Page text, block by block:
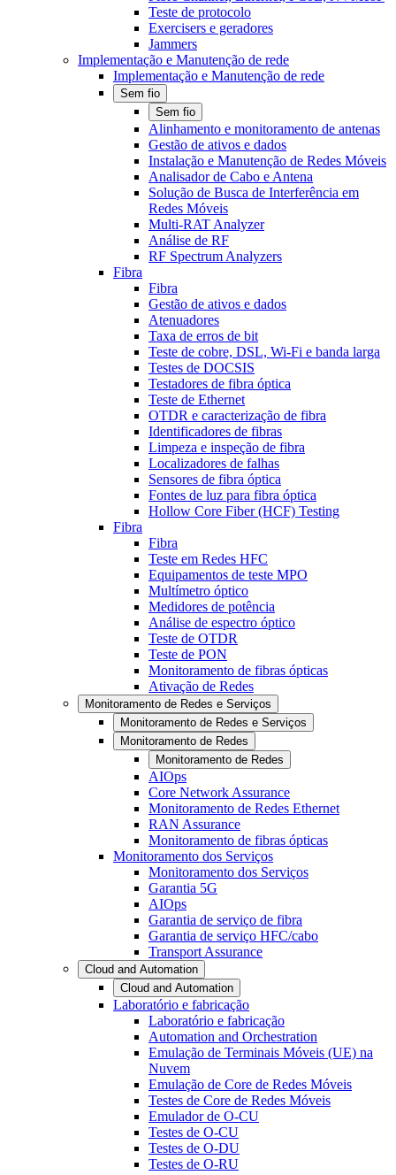
Teste de protocolo
Exercisers e geradores
Jammers
Implementação e Manutenção de rede
Implementação e Manutenção de rede
Sem fio
Sem fio
Alinhamento e monitoramento de antenas
Gestão de ativos e dados
Instalação e Manutenção de Redes Móveis
Analisador de Cabo e Antena
Solução de Busca de Interferência em
Redes Móveis
Multi-RAT Analyzer
Análise de RF
RF Spectrum Analyzers
Fibra
Fibra
Gestão de ativos e dados
Atenuadores
Taxa de erros de bit
Teste de cobre, DSL, Wi-Fi e banda larga
Testes de DOCSIS
Testadores de fibra óptica
Teste de Ethernet
OTDR e caracterização de fibra
Identificadores de fibras
Limpeza e inspeção de fibra
Localizadores de falhas
Sensores de fibra óptica
Fontes de luz para fibra óptica
Hollow Core Fiber (HCF) Testing
Fibra
Fibra
Teste em Redes HFC
Equipamentos de teste MPO
Multímetro óptico
Medidores de potência
Análise de espectro óptico
Teste de OTDR
Teste de PON
Monitoramento de fibras ópticas
Ativação de Redes
Monitoramento de Redes e Serviços
Monitoramento de Redes e Serviços
Monitoramento de Redes
Monitoramento de Redes
AIOps
Core Network Assurance
Monitoramento de Redes Ethernet
RAN Assurance
Monitoramento de fibras ópticas
Monitoramento dos Serviços
Monitoramento dos Serviços
Garantia 5G
AIOps
Garantia de serviço de fibra
Garantia de serviço HFC/cabo
Transport Assurance
Cloud and Automation
Cloud and Automation
Laboratório e fabricação
Laboratório e fabricação
Automation and Orchestration
Emulação de Terminais Móveis (UE) na
Nuvem
Emulação de Core de Redes Móveis
Testes de Core de Redes Móveis
Emulador de O-CU
Testes de O-CU
Testes de O-DU
Testes de O-RU